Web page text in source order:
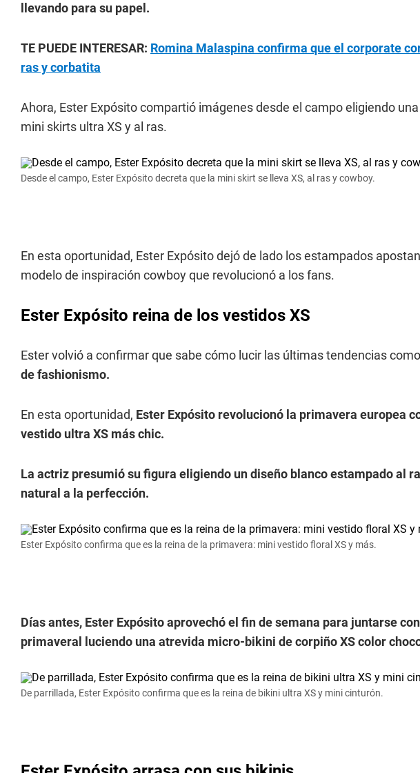
llevando para su papel.
TE PUEDE INTERESAR: Romina Malaspina confirma que el corporate
ras y corbatita
Ahora, Ester Expósito compartió imágenes desde el campo eligiendo
mini skirts ultra XS y al ras.
Desde el campo, Ester Expósito decreta que la mini skirt se lleva XS, al ras y cowboy.
En esta oportunidad, Ester Expósito dejó de lado los estampados
modelo de inspiración cowboy que revolucionó a los fans.
Ester Expósito reina de los vestidos XS
Ester volvió a confirmar que sabe cómo lucir las últimas tendencias
de fashionismo.
En esta oportunidad, Ester Expósito revolucionó la primavera europea
vestido ultra XS más chic.
La actriz presumió su figura eligiendo un diseño blanco estampado al
natural a la perfección.
Ester Expósito confirma que es la reina de la primavera: mini vestido floral XS y más.
Días antes, Ester Expósito aprovechó el fin de semana para juntarse
primaveral luciendo una atrevida micro-bikini de corpiño XS color
De parrillada, Ester Expósito confirma que es la reina de bikini ultra XS y mini cinturón.